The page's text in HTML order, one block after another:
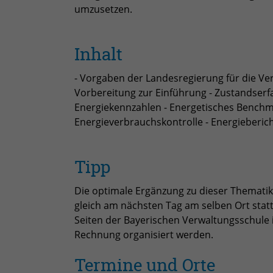
umzusetzen.
Inhalt
- Vorgaben der Landesregierung für die
Vorbereitung zur Einführung -
Energiekennzahlen - Energetisches
Energieverbrauchskontrolle -
Tipp
Die optimale Ergänzung zu dieser
gleich am nächsten Tag am selben Ort
Seiten der Bayerischen
Rechnung organisiert werden.
Termine und Orte